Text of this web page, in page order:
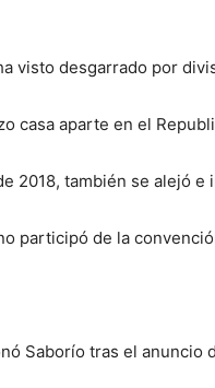
visto desgarrado por
casa aparte en el
2018, también se alejó
participó de la
Saborío tras el